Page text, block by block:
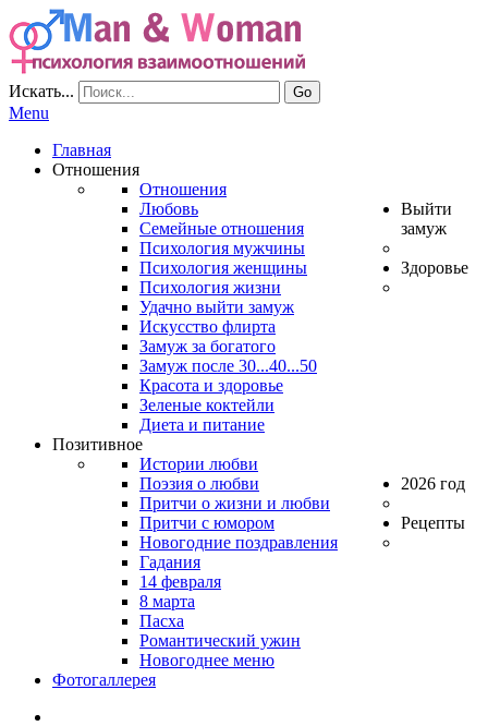
Искать... Go
Menu
Главная
Отношения
Отношения
Любовь
Семейные отношения
Психология мужчины
Психология женщины
Психология жизни
Выйти
замуж
Удачно выйти замуж
Искусство флирта
Замуж за богатого
Замуж после 30...40...50
Здоровье
Красота и здоровье
Зеленые коктейли
Диета и питание
Позитивное
Истории любви
Поэзия о любви
Притчи о жизни и любви
Притчи с юмором
2026 год
Новогодние поздравления
Гадания
14 февраля
8 марта
Рецепты
Пасха
Романтический ужин
Новогоднее меню
Фотогаллерея